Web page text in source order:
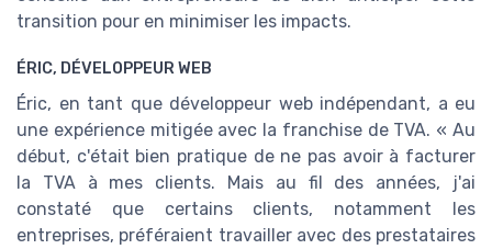
transition pour en minimiser les impacts.
ÉRIC, DÉVELOPPEUR WEB
Éric, en tant que développeur web indépendant, a eu
une expérience mitigée avec la franchise de TVA. « Au
début, c'était bien pratique de ne pas avoir à facturer
la TVA à mes clients. Mais au fil des années, j'ai
constaté que certains clients, notamment les
entreprises, préféraient travailler avec des prestataires